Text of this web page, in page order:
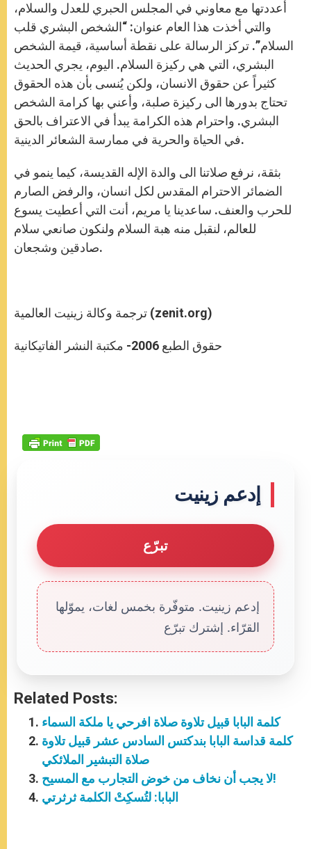
أعددتها مع معاوني في المجلس الحبري للعدل والسلام،
والتي أخذت هذا العام عنوان: “الشخص البشري قلب
السلام”. تركز الرسالة على نقطة أساسية، قيمة الشخص
البشري، التي هي ركيزة السلام. اليوم، يجري الحديث
كثيراً عن حقوق الانسان، ولكن يُنسى بأن هذه الحقوق
تحتاج بدورها الى ركيزة صلبة، وأعني بها كرامة الشخص
البشري. واحترام هذه الكرامة يبدأ في الاعتراف بالحق
في الحياة والحرية في ممارسة الشعائر الدينية.
بثقة، نرفع صلاتنا الى والدة الإله القديسة، كيما ينمو في
الضمائر الاحترام المقدس لكل انسان، والرفض الصارم
للحرب والعنف. ساعدينا يا مريم، أنت التي أعطيت يسوع
للعالم، لنقبل منه هبة السلام ولنكون صانعي سلام
صادقين وشجعان.
ترجمة وكالة زينيت العالمية (zenit.org)
حقوق الطبع 2006- مكتبة النشر الفاتيكانية
إدعم زينيت
تبرّع
إدعم زينيت. متوفّرة بخمس لغات، يموّلها
القرّاء. إشترك تبرّع
Related Posts:
كلمة البابا قبيل تلاوة صلاة افرحي يا ملكة السماء
كلمة قداسة البابا بندكتس السادس عشر قبيل تلاوة
صلاة التبشير الملائكي
لا يجب أن نخاف من خوض التجارب مع المسيح!
البابا: لتُسكِتْ الكلمة ثرثرتي